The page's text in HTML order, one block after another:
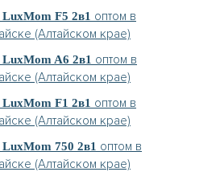
F5 2в1 оптом в
(Алтайском крае)
A6 2в1 оптом в
(Алтайском крае)
F1 2в1 оптом в
(Алтайском крае)
750 2в1 оптом в
(Алтайском крае)